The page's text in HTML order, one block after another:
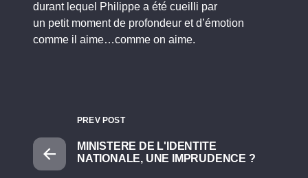
durant lequel Philippe a été cueilli par
un petit moment de profondeur et d’émotion
comme il aime…comme on aime.
PREV POST
MINISTERE DE L'IDENTITE
NATIONALE, UNE IMPRUDENCE ?